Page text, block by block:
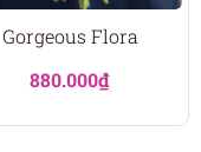
Gorgeous Flora
880.000₫